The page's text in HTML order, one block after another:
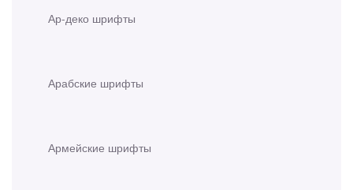
Ар-деко шрифты
Арабские шрифты
Армейские шрифты